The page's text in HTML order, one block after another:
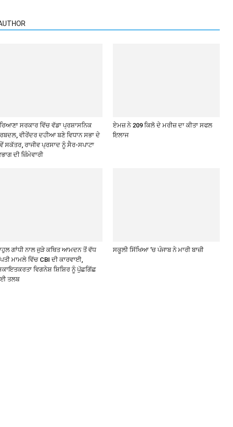
ਸਰਕਾਰ ਵਿੱਚ ਵੱਡਾ ਪ੍ਰਸ਼ਾਸਨਿਕ
ਵੀਰੇਂਦਰ ਦਹੀਆ ਬਣੇ ਵਿਧਾਨ ਸਭਾ ਦੇ
ਸਕੱਤਰ, ਰਾਜੀਵ ਪ੍ਰਸਾਦ ਨੂੰ ਸੈਰ-ਸਪਾਟਾ
ਦੀ ਜ਼ਿੰਮੇਵਾਰੀ
ਏਮਜ਼ ਨੇ 209 ਕਿਲੋ ਦੇ ਮਰੀਜ਼ ਦਾ ਕੀਤਾ ਸਫਲ
ਇਲਾਜ
ਗਾਂਧੀ ਨਾਲ ਜੁੜੇ ਕਥਿਤ ਆਮਦਨ ਤੋਂ ਵੱਧ
ਮਾਮਲੇ ਵਿੱਚ CBI ਦੀ ਕਾਰਵਾਈ,
ਵਿਗਨੇਸ਼ ਸ਼ਿਸ਼ਿਰ ਨੂੰ ਪੁੱਛਗਿੱਛ
ਤਲਬ
ਸਕੂਲੀ ਸਿੱਖਿਆ ‘ਚ ਪੰਜਾਬ ਨੇ ਮਾਰੀ ਬਾਜ਼ੀ